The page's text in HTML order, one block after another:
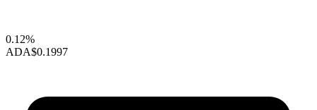
0.12%
ADA$0.1997